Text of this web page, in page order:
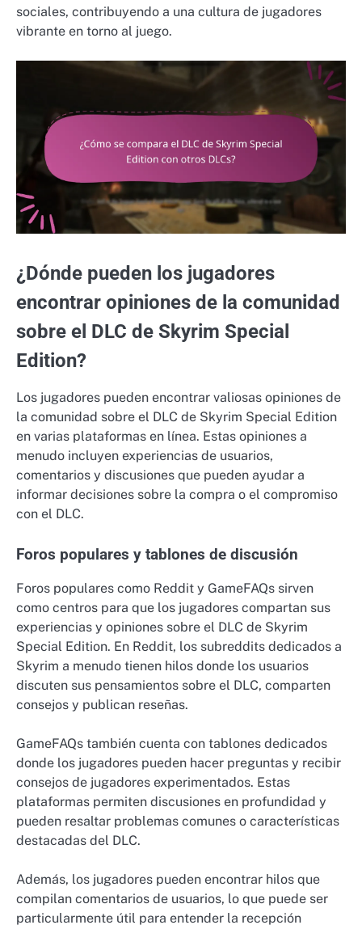
sociales, contribuyendo a una cultura de jugadores
vibrante en torno al juego.
¿Dónde pueden los jugadores
encontrar opiniones de la comunidad
sobre el DLC de Skyrim Special
Edition?
Los jugadores pueden encontrar valiosas opiniones de
la comunidad sobre el DLC de Skyrim Special Edition
en varias plataformas en línea. Estas opiniones a
menudo incluyen experiencias de usuarios,
comentarios y discusiones que pueden ayudar a
informar decisiones sobre la compra o el compromiso
con el DLC.
Foros populares y tablones de discusión
Foros populares como Reddit y GameFAQs sirven
como centros para que los jugadores compartan sus
experiencias y opiniones sobre el DLC de Skyrim
Special Edition. En Reddit, los subreddits dedicados a
Skyrim a menudo tienen hilos donde los usuarios
discuten sus pensamientos sobre el DLC, comparten
consejos y publican reseñas.
GameFAQs también cuenta con tablones dedicados
donde los jugadores pueden hacer preguntas y recibir
consejos de jugadores experimentados. Estas
plataformas permiten discusiones en profundidad y
pueden resaltar problemas comunes o características
destacadas del DLC.
Además, los jugadores pueden encontrar hilos que
compilan comentarios de usuarios, lo que puede ser
particularmente útil para entender la recepción